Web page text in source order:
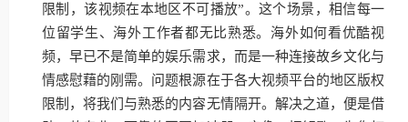
限制，该视频在本地区不可播放”。这个场景，相信每一
位留学生、海外工作者都无比熟悉。海外如何看优酷视
频，早已不是简单的娱乐需求，而是一种连接故乡文化与
情感慰藉的刚需。问题根源在于各大视频平台的地区版权
限制，将我们与熟悉的内容无情隔开。解决之道，便是借